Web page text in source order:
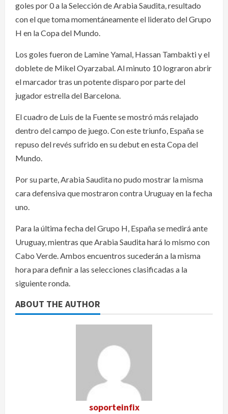
goles por 0 a la Selección de Arabia Saudita, resultado
con el que toma momentáneamente el liderato del Grupo
H en la Copa del Mundo.
Los goles fueron de Lamine Yamal, Hassan Tambakti y el
doblete de Mikel Oyarzabal. Al minuto 10 lograron abrir
el marcador tras un potente disparo por parte del
jugador estrella del Barcelona.
El cuadro de Luis de la Fuente se mostró más relajado
dentro del campo de juego. Con este triunfo, España se
repuso del revés sufrido en su debut en esta Copa del
Mundo.
Por su parte, Arabia Saudita no pudo mostrar la misma
cara defensiva que mostraron contra Uruguay en la fecha
uno.
Para la última fecha del Grupo H, España se medirá ante
Uruguay, mientras que Arabia Saudita hará lo mismo con
Cabo Verde. Ambos encuentros sucederán a la misma
hora para definir a las selecciones clasificadas a la
siguiente ronda.
ABOUT THE AUTHOR
soporteinfix